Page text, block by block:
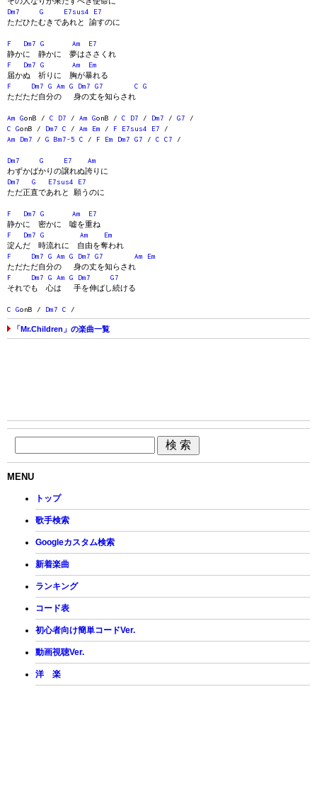
Dm7
G E7sus4
E7
ただひたむきであれと 諭すのに
F Dm7 G Am
E7
静かに 静かに 夢はささくれ
F
Dm7 G Am
Em
届かぬ 祈りに 胸が暴れる
F
Dm7 G Am G Dm7 G7 C
G
ただただ自分の 身の丈を知らされ
Am GonB / C D7 / Am GonB / C D7 / Dm7 / G7 /
C
GonB / Dm7 C / Am Em / F E7sus4 E7 /
Am
Dm7 / G Bm7-5 C / F Em Dm7 G7 / C C7 /
Dm7 G E7
Am
わずかばかりの譲れぬ誇りに
Dm7
G E7sus4
E7
ただ正直であれと 願うのに
F Dm7 G Am
E7
静かに 密かに 嘘を重ね
F
Dm7 G Am
Em
淀んだ 時流れに 自由を奪われ
F
Dm7 G Am G Dm7 G7 Am
Em
ただただ自分の 身の丈を知らされ
F
Dm7 G Am G Dm7
G7
それでも 心は 手を伸ばし続ける
C GonB / Dm7 C /
「Mr.Children」の楽曲一覧
MENU
トップ
歌手検索
Googleカスタム検索
新着楽曲
ランキング
コード表
初心者向け簡単コードVer.
動画視聴Ver.
洋 楽